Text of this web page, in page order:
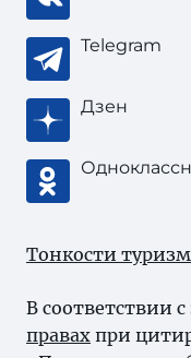
Telegram
Дзен
Тонкости
В соответствии
правах при